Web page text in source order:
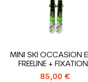
MINI SKI OCCASION
FREELINE +
85,00 €